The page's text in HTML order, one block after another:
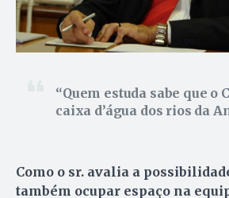
Quem estuda sabe que o
caixa d’água dos rios da
Como o sr. avalia a
também ocupar espaço na